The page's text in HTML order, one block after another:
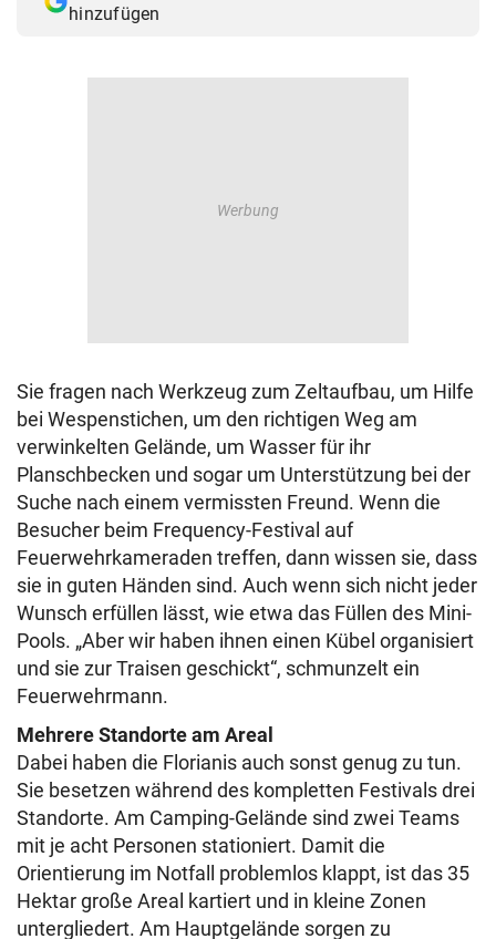
hinzufügen
Sie fragen nach Werkzeug zum Zeltaufbau, um Hilfe
bei Wespenstichen, um den richtigen Weg am
verwinkelten Gelände, um Wasser für ihr
Planschbecken und sogar um Unterstützung bei der
Suche nach einem vermissten Freund. Wenn die
Besucher beim Frequency-Festival auf
Feuerwehrkameraden treffen, dann wissen sie, dass
sie in guten Händen sind. Auch wenn sich nicht jeder
Wunsch erfüllen lässt, wie etwa das Füllen des Mini-
Pools. „Aber wir haben ihnen einen Kübel organisiert
und sie zur Traisen geschickt“, schmunzelt ein
Feuerwehrmann.
Mehrere Standorte am Areal
Dabei haben die Florianis auch sonst genug zu tun.
Sie besetzen während des kompletten Festivals drei
Standorte. Am Camping-Gelände sind zwei Teams
mit je acht Personen stationiert. Damit die
Orientierung im Notfall problemlos klappt, ist das 35
Hektar große Areal kartiert und in kleine Zonen
untergliedert. Am Hauptgelände sorgen zu